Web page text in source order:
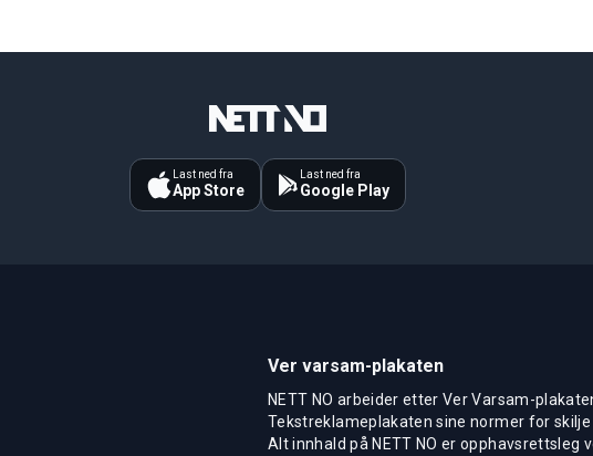
Last ned fra
App Store
Last ned fra
Google Play
Ver varsam-plakaten
NETT NO arbeider etter Ver Varsam-
Tekstreklameplakaten sine normer for
Alt innhald på NETT NO er opphavsrettsleg